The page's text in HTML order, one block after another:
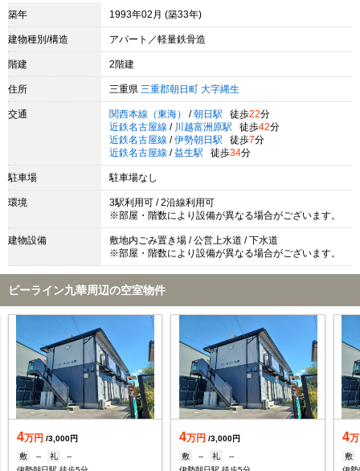
築年 1993年02月 (築33年)
建物種別/構造 アパート／軽量鉄骨造
階建 2階建
住所 三重県 三重郡朝日町 大字縄生
交通 関西本線（東海） / 朝日駅 徒歩22分
近鉄名古屋線 / 川越富洲原駅 徒歩42分
近鉄名古屋線 / 伊勢朝日駅 徒歩7分
近鉄名古屋線 / 益生駅 徒歩34分
駐車場 駐車場なし
環境
3駅利用可 / 2沿線利用可
※部屋・階数により設備が異なる場合がございます。
建物設備
敷地内ごみ置き場 / 公営上水道 / 下水道
※部屋・階数により設備が異なる場合がございます。
ビーライン九華周辺の空室物件
4万円 /3,000円
敷
-- 礼
--
4万円 /3,000円
敷
-- 礼
--
4
敷